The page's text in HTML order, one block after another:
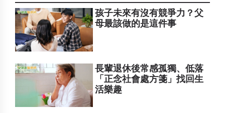
孩子未來有沒有競爭力？父
母最該做的是這件事
長輩退休後常感孤獨、低落
「正念社會處方箋」找回生
活樂趣